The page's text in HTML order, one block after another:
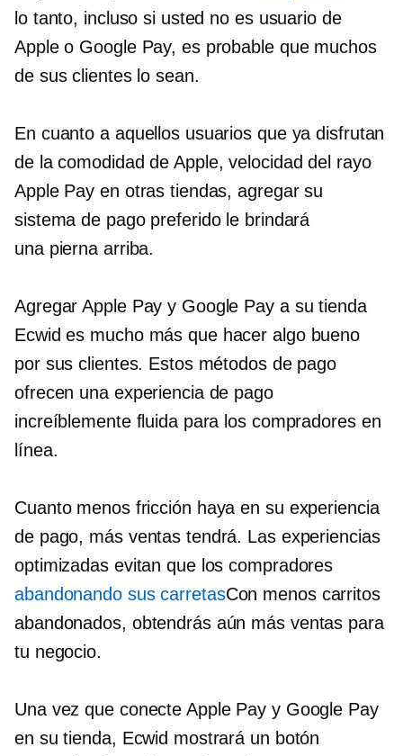
lo tanto, incluso si usted no es usuario de
Apple o Google Pay, es probable que muchos
de sus clientes lo sean.
En cuanto a aquellos usuarios que ya disfrutan
de la comodidad de Apple,velocidad del rayo
Apple Pay en otras tiendas, agregar su
sistema de pago preferido le brindará
una pierna arriba.
Agregar Apple Pay y Google Pay a su tienda
Ecwid es mucho más que hacer algo bueno
por sus clientes. Estos métodos de pago
ofrecen una experiencia de pago
increíblemente fluida para los compradores en
línea.
Cuanto menos fricción haya en su experiencia
de pago, más ventas tendrá. Las experiencias
optimizadas evitan que los compradores
abandonando sus carretasCon menos carritos
abandonados, obtendrás aún más ventas para
tu negocio.
Una vez que conecte Apple Pay y Google Pay
en su tienda, Ecwid mostrará un botón